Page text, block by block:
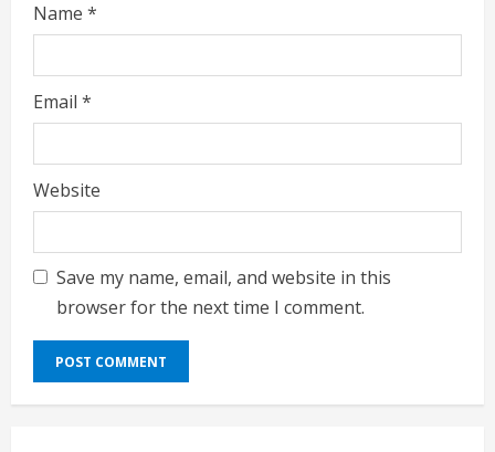
Name *
Email *
Website
Save my name, email, and website in this
browser for the next time I comment.